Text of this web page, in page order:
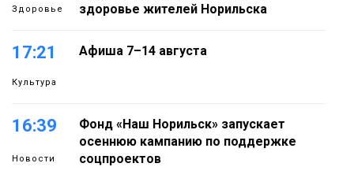
Здоровье
здоровье жителей Норильска
17:21
Культура
Афиша 7–14 августа
16:39
Новости
Фонд «Наш Норильск» запускает
осеннюю кампанию по поддержке
соцпроектов